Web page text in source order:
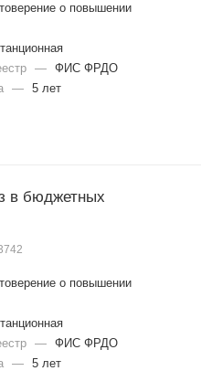
о повышении
— ФИС ФРДО
— 5 лет
в бюджетных
о повышении
— ФИС ФРДО
— 5 лет